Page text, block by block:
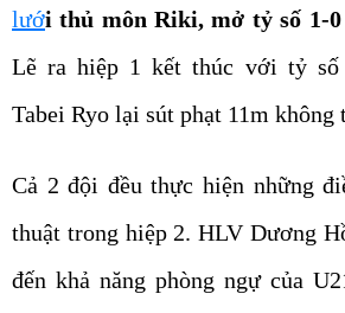
lưới thủ môn Riki, mở tỷ số 1-0
Lẽ ra hiệp 1 kết thúc với tỷ số
Tabei Ryo lại sút phạt 11m không
Cả 2 đội đều thực hiện những
thuật trong hiệp 2. HLV Dương
đến khả năng phòng ngự của